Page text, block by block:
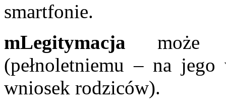
smartfonie.
mLegitymacja może
(pełnoletniemu – na jego
wniosek rodziców).